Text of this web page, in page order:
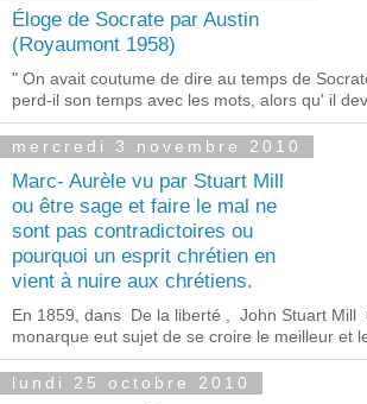
Éloge de Socrate par Austin
(Royaumont 1958)
" On avait coutume de dire au temps de
perd-il son temps avec les mots, alors qu' il
mercredi 3 novembre 2010
Marc- Aurèle vu par Stuart Mill
ou être sage et faire le mal ne
sont pas contradictoires ou
pourquoi un esprit chrétien en
vient à nuire aux chrétiens.
En 1859, dans De la liberté , John Stuart Mill
monarque eut sujet de se croire le meilleur et le
lundi 25 octobre 2010